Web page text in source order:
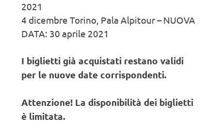
2021
4 dicembre Torino, Pala Alpitour – NUOVA
DATA: 30 aprile 2021
I biglietti già acquistati restano validi
per le nuove date corrispondenti.
Attenzione! La disponibilità dei biglietti
è limitata.